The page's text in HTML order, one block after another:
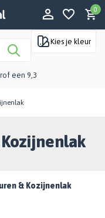
0
Kies je kleur
een 9,3
& Kozijnenlak